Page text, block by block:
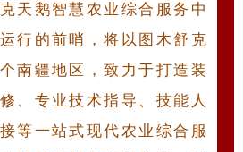
天鹅智慧农业综合服务中
行的前哨，将以图木舒克
南疆地区，致力于打造装
、专业技术指导、技能人
等一站式现代农业综合服